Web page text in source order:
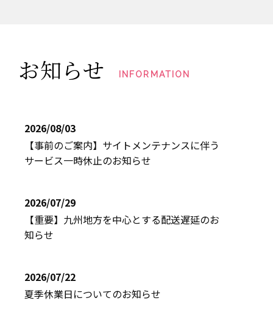
お知らせ INFORMATION
2026/08/03
【事前のご案内】サイトメンテナンスに伴う
サービス一時休止のお知らせ
2026/07/29
【重要】九州地方を中心とする配送遅延のお
知らせ
2026/07/22
夏季休業日についてのお知らせ